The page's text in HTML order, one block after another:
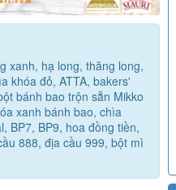
xanh, hạ long, thăng long,
khóa đỏ, ATTA, bakers'
bánh bao trộn sẵn Mikko
xanh bánh bao, chìa
BP7, BP9, hoa đồng tiền,
888, địa cầu 999, bột mì